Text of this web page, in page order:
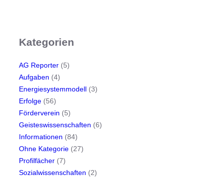
Kategorien
AG Reporter (5)
Aufgaben (4)
Energiesystemmodell (3)
Erfolge (56)
Förderverein (5)
Geisteswissenschaften (6)
Informationen (84)
Ohne Kategorie (27)
Profilfächer (7)
Sozialwissenschaften (2)